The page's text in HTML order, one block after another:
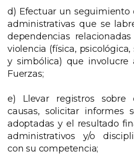
d) Efectuar un seguimiento
administrativas que se
dependencias
violencia (física,
y simbólica) que involucre
Fuerzas;
e) Llevar registros
causas, solicitar informes
adoptadas y el resultado
administrativos y/o
con su competencia;